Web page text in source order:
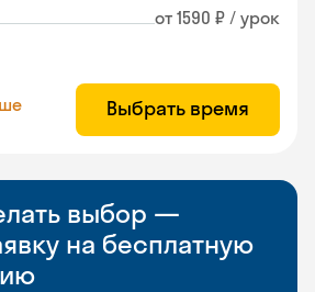
от 1590 ₽ / урок
Выбрать время
выбор —
на бесплатную